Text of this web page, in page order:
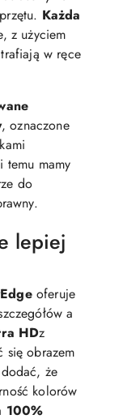
Każda
z użyciem
w ręce
, oznaczone
temu mamy
do
lepiej
oferuje
a
HDz
się obrazem
że
kolorów
100%